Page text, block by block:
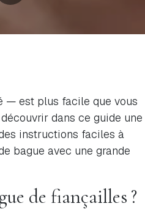
— est plus facile que vous
dans ce guide une
instructions faciles à
bague avec une grande
de fiançailles ?